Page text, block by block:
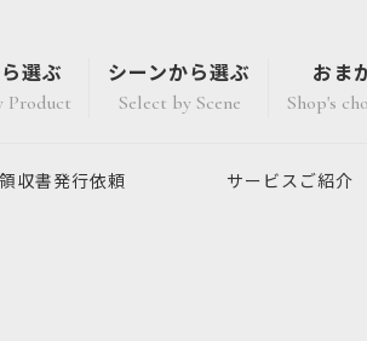
選ぶ
Product
シーンから選ぶ
Select by Scene
おま
Shop's
領収書発行依頼 サービスご紹介